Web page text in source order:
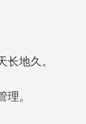
地久。
。